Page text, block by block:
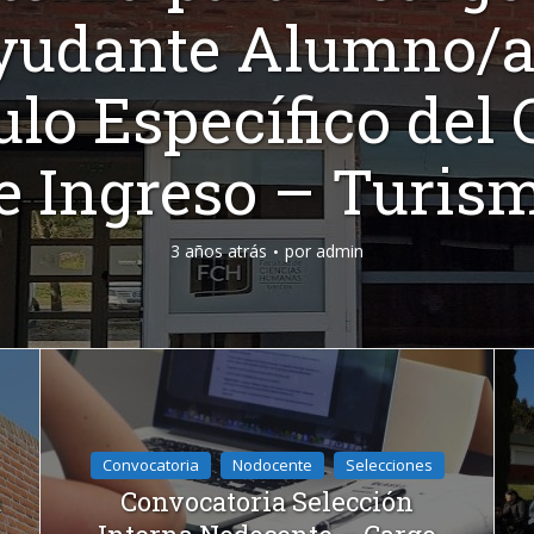
Alumno/
Específico del
Ingreso –
3 años atrás por admin
Convocatoria Docente Selecciones
Convocatoria Selección